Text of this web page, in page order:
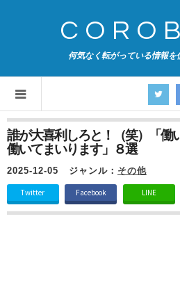
何気なく転がっている情報を
誰が大喜利しろと！（笑）「働
働いてまいります」８選
2025-12-05 ジャンル： その他
Twitter Facebook LINE